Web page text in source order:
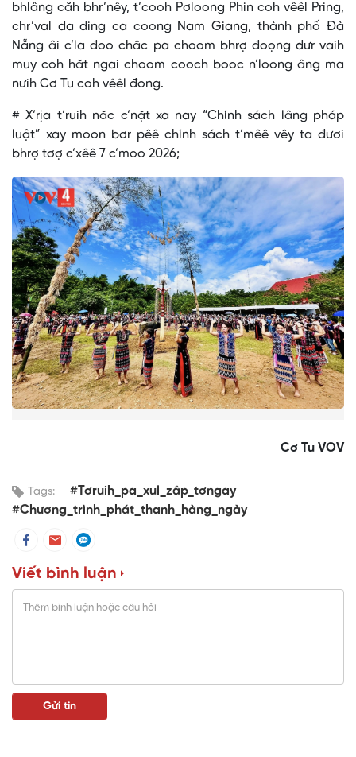
bhlâng căh bhr’nêy, t’cooh Pơloong Phin coh vêêl Pring,
chr’val da ding ca coong Nam Giang, thành phố Đà
Nẵng âi c’la đoo châc pa choom bhrợ đoọng dưr vaih
muy coh hăt ngai choom cooch booc n’loong âng ma
nưih Cơ Tu coh vêêl đong.
# X’rịa t’ruih năc c’nặt xa nay “Chính sách lâng pháp
luật” xay moon bơr pêê chính sách t’mêê vêy ta đươi
bhrợ tơợ c’xêê 7 c’moo 2026;
Cơ Tu VOV
Tags:
#Tơruih_pa_xul_zâp_tơngay
#Chương_trình_phát_thanh_hàng_ngày
Viết bình luận